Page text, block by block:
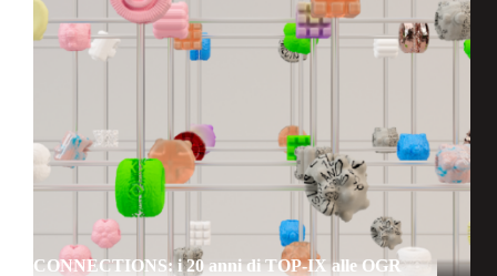
CONNECTIONS: i 20 anni di TOP-IX alle OGR